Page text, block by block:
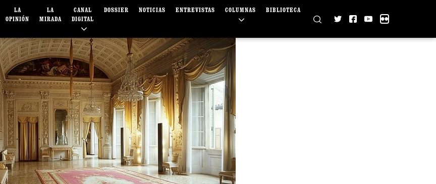
LA
OPINIÓN
LA
MIRADA
CANAL
DIGITAL
DOSSIER NOTICIAS ENTREVISTAS COLUMNAS BIBLIOTECA